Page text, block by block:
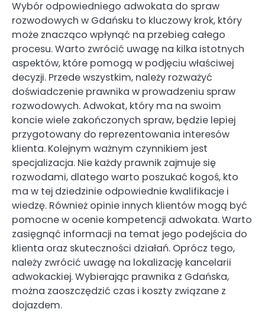
Wybór odpowiedniego adwokata do spraw
rozwodowych w Gdańsku to kluczowy krok, który
może znacząco wpłynąć na przebieg całego
procesu. Warto zwrócić uwagę na kilka istotnych
aspektów, które pomogą w podjęciu właściwej
decyzji. Przede wszystkim, należy rozważyć
doświadczenie prawnika w prowadzeniu spraw
rozwodowych. Adwokat, który ma na swoim
koncie wiele zakończonych spraw, będzie lepiej
przygotowany do reprezentowania interesów
klienta. Kolejnym ważnym czynnikiem jest
specjalizacja. Nie każdy prawnik zajmuje się
rozwodami, dlatego warto poszukać kogoś, kto
ma w tej dziedzinie odpowiednie kwalifikacje i
wiedzę. Również opinie innych klientów mogą być
pomocne w ocenie kompetencji adwokata. Warto
zasięgnąć informacji na temat jego podejścia do
klienta oraz skuteczności działań. Oprócz tego,
należy zwrócić uwagę na lokalizację kancelarii
adwokackiej. Wybierając prawnika z Gdańska,
można zaoszczędzić czas i koszty związane z
dojazdem.